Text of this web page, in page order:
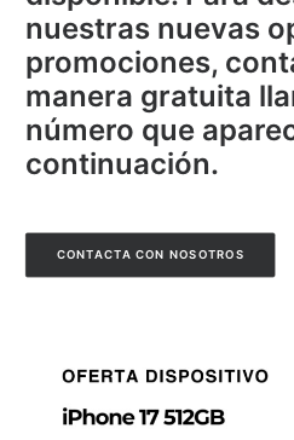
nuestras nuevas
promociones,
manera gratuita
número que
continuación.
CONTACTA CON NOSOTROS